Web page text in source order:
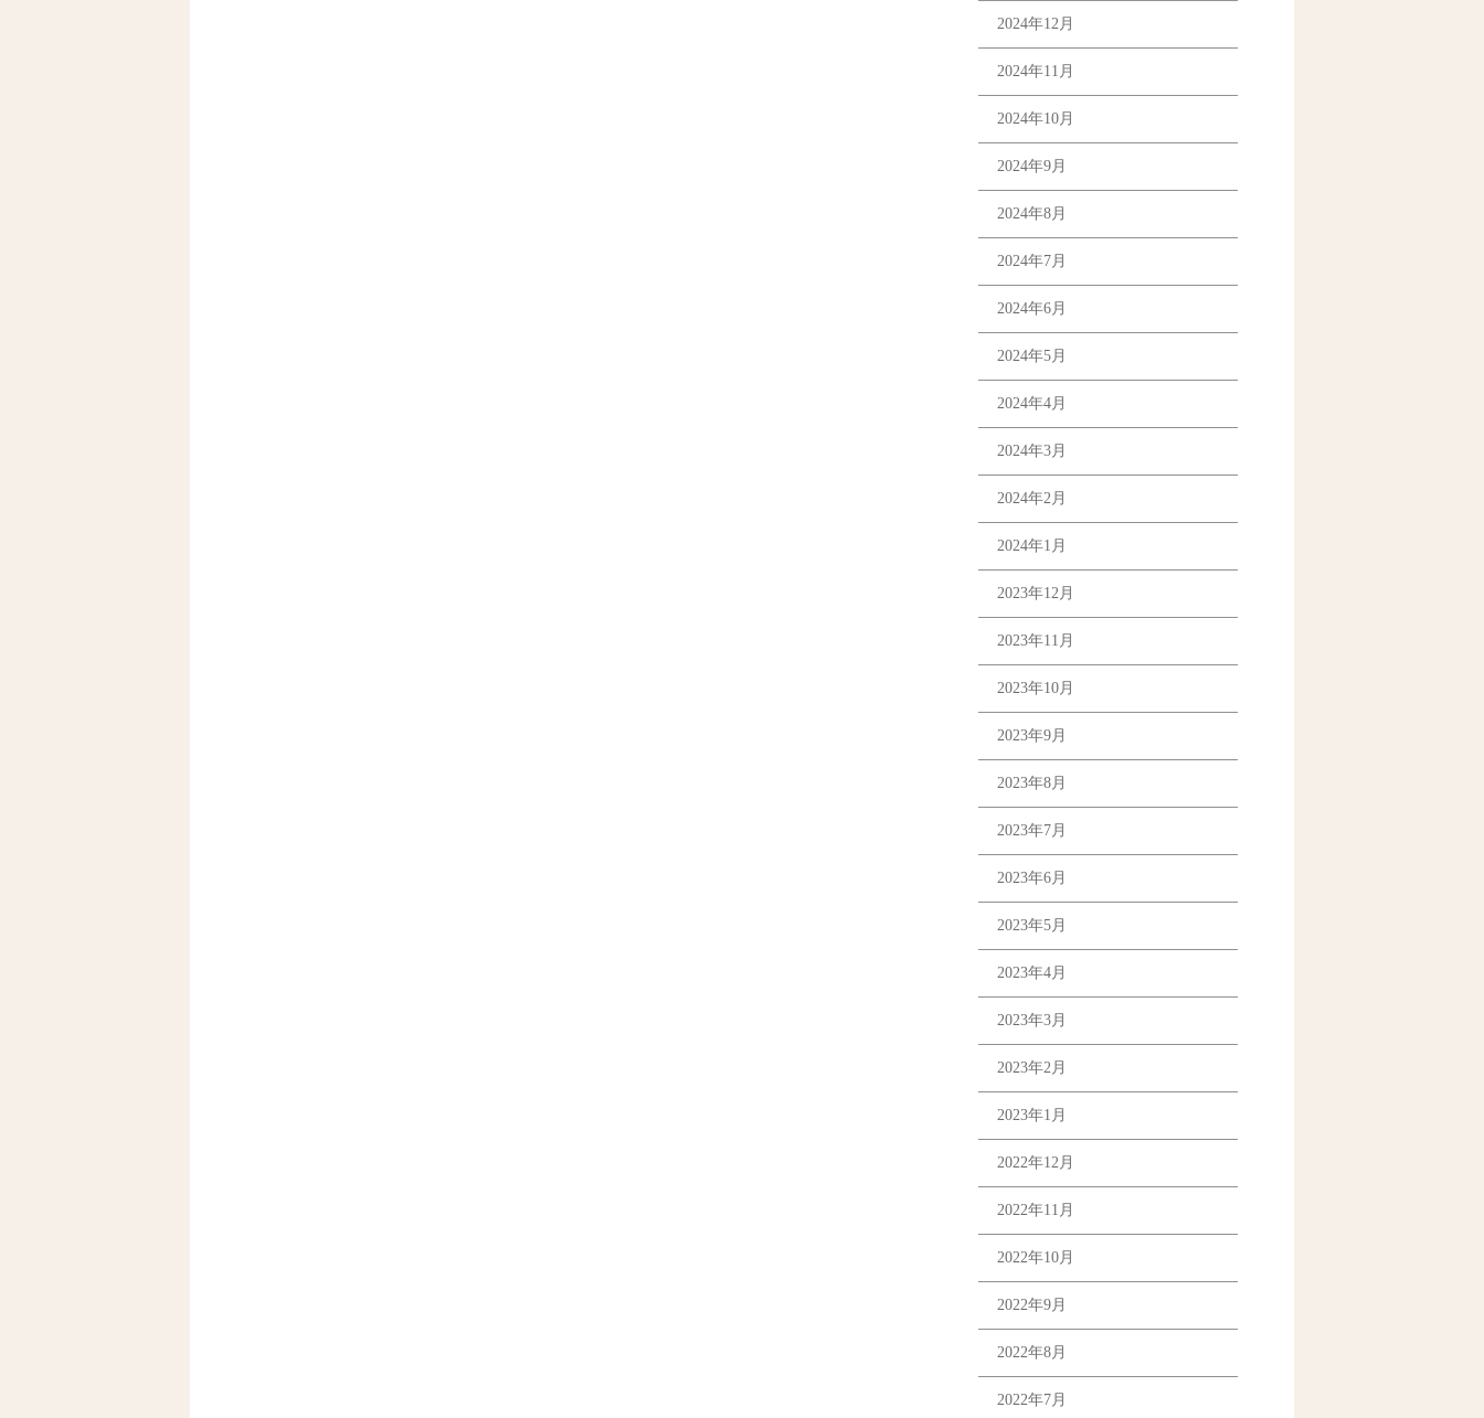
2024年12月
2024年11月
2024年10月
2024年9月
2024年8月
2024年7月
2024年6月
2024年5月
2024年4月
2024年3月
2024年2月
2024年1月
2023年12月
2023年11月
2023年10月
2023年9月
2023年8月
2023年7月
2023年6月
2023年5月
2023年4月
2023年3月
2023年2月
2023年1月
2022年12月
2022年11月
2022年10月
2022年9月
2022年8月
2022年7月